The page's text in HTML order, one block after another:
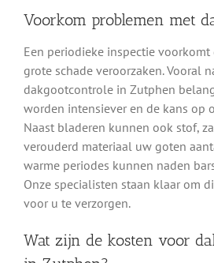
Voorkom problemen met
Een periodieke inspectie
grote schade veroorzaken. Vooral
dakgootcontrole in Zutphen
worden intensiever en de kans op
Naast bladeren kunnen ook stof,
verouderd materiaal uw goten
warme periodes kunnen naden
Onze specialisten staan klaar om
voor u te verzorgen.
Wat zijn de kosten voor